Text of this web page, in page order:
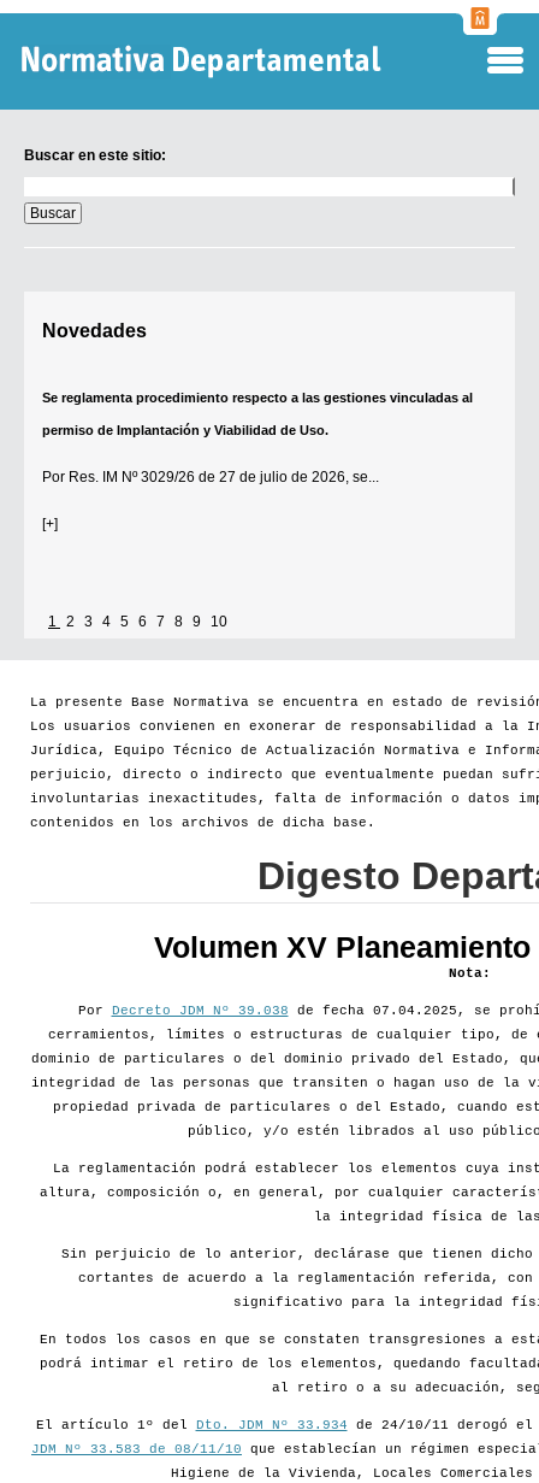
Buscar en este sitio:
en
este
sitio:
Novedades
Se reglamenta procedimiento respecto a las gestiones vinculadas al
permiso de Implantación y Viabilidad de Uso.
Por Res. IM Nº 3029/26 de 27 de julio de 2026, se...
[+]
1 2 3 4 5 6 7 8 9 10
La presente Base Normativa se encuentra en estado de
Los usuarios convienen en exonerar de responsabilidad a la
Jurídica, Equipo Técnico de Actualización Normativa e
perjuicio, directo o indirecto que eventualmente puedan
involuntarias inexactitudes, falta de información o datos
contenidos en los archivos de dicha base.
Digesto
Volumen XV
Nota:
Por Decreto JDM Nº 39.038 de fecha 07.04.2025, se
cerramientos, límites o estructuras de cualquier tipo, de
dominio de particulares o del dominio privado del Estado,
integridad de las personas que transiten o hagan uso de la
propiedad privada de particulares o del Estado, cuando
público, y/o estén librados al uso
La reglamentación podrá establecer los elementos cuya
altura, composición o, en general, por cualquier
la integridad física de las
Sin perjuicio de lo anterior, declárase que tienen dicho
cortantes de acuerdo a la reglamentación referida,
significativo para la integridad
En todos los casos en que se constaten transgresiones a
podrá intimar el retiro de los elementos, quedando
al retiro o a su adecuación,
El artículo 1º del Dto. JDM Nº 33.934 de 24/10/11 derogó
JDM Nº 33.583 de 08/11/10 que establecían un régimen
Higiene de la Vivienda, Locales